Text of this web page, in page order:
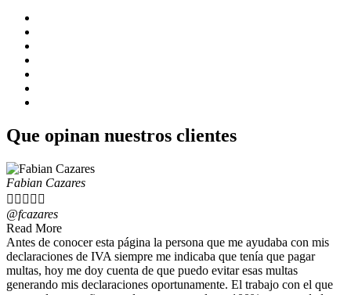
Que opinan nuestros clientes
Fabian Cazares
    
@fcazares
Read More
Antes de conocer esta página la persona que me ayudaba con mis
declaraciones de IVA siempre me indicaba que tenía que pagar
multas, hoy me doy cuenta de que puedo evitar esas multas
generando mis declaraciones oportunamente. El trabajo con el que